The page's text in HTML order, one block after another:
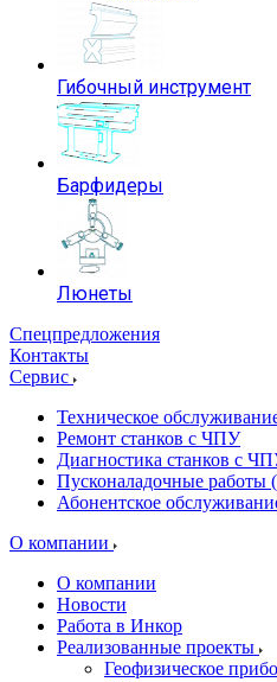
Гибочный инструмент
Барфидеры
Люнеты
Спецпредложения
Контакты
Сервис
Техническое
Ремонт станков с ЧПУ
Диагностика станков с
Пусконаладочные
Абонентское
О компании
О компании
Новости
Работа в Инкор
Реализованные проекты
Геофизическое